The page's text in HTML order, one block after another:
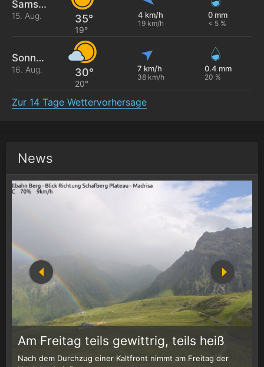
Samstag
15. Aug. 35°
19°
4 km/h
19 km/h
0 mm
< 5 %
Sonntag
16. Aug. 30°
20°
7 km/h
38 km/h
0.4 mm
20 %
Zur 14 Tage Wettervorhersage
News
Am Freitag teils gewittrig, teils heiß
Nach dem Durchzug einer Kaltfront nimmt am Freitag der